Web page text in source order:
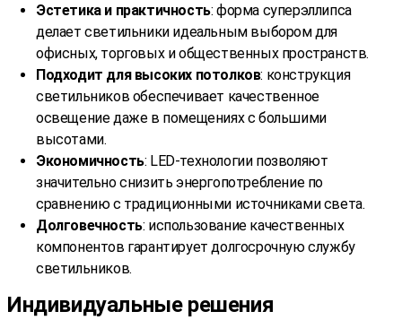
Эстетика и практичность: форма суперэллипса
делает светильники идеальным выбором для
офисных, торговых и общественных пространств.
Подходит для высоких потолков: конструкция
светильников обеспечивает качественное
освещение даже в помещениях с большими
высотами.
Экономичность: LED-технологии позволяют
значительно снизить энергопотребление по
сравнению с традиционными источниками света.
Долговечность: использование качественных
компонентов гарантирует долгосрочную службу
светильников.
Индивидуальные решения